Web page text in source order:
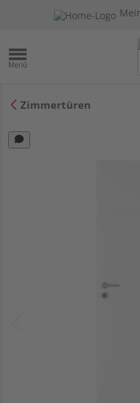
Zimmertüren